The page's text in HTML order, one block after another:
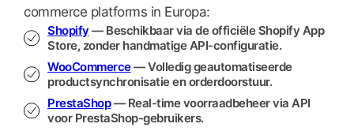
commerce platforms in Europa:
Shopify — Beschikbaar via de officiële Shopify App
Store, zonder handmatige API-configuratie.
WooCommerce— Volledig geautomatiseerde
productsynchronisatie en orderdoorstuur.
PrestaShop— Real-time voorraadbeheer via API
voor PrestaShop-gebruikers.